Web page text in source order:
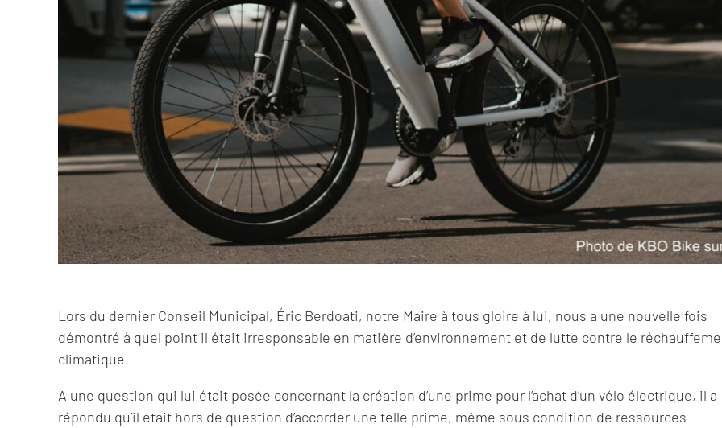
Lors du dernier Conseil Municipal, Éric Berdoati, notre Maire à tous gloire à lui, nous a une nouvelle fois
démontré à quel point il était irresponsable en matière d’environnement et de lutte contre le
climatique.
A une question qui lui était posée concernant la création d’une prime pour l’achat d’un vélo électrique, il a
répondu qu’il était hors de question d’accorder une telle prime, même sous condition de ressources